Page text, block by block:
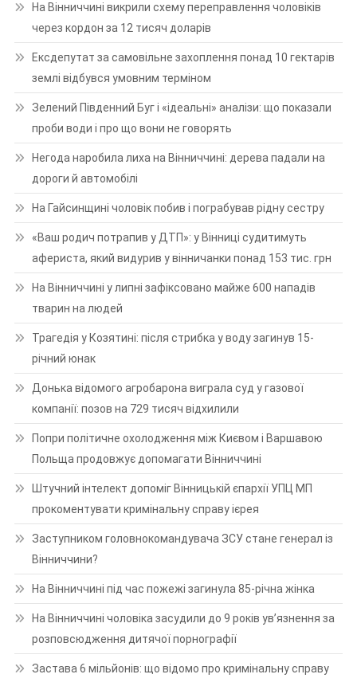
На Вінниччині викрили схему переправлення чоловіків
через кордон за 12 тисяч доларів
Ексдепутат за самовільне захоплення понад 10 гектарів
землі відбувся умовним терміном
Зелений Південний Буг і «ідеальні» аналізи: що показали
проби води і про що вони не говорять
Негода наробила лиха на Вінниччині: дерева падали на
дороги й автомобілі
На Гайсинщині чоловік побив і пограбував рідну сестру
«Ваш родич потрапив у ДТП»: у Вінниці судитимуть
афериста, який видурив у вінничанки понад 153 тис. грн
На Вінниччині у липні зафіксовано майже 600 нападів
тварин на людей
Трагедія у Козятині: після стрибка у воду загинув 15-
річний юнак
Донька відомого агробарона виграла суд у газової
компанії: позов на 729 тисяч відхилили
Попри політичне охолодження між Києвом і Варшавою
Польща продовжує допомагати Вінниччині
Штучний інтелект допоміг Вінницькій єпархії УПЦ МП
прокоментувати кримінальну справу ієрея
Заступником головнокомандувача ЗСУ стане генерал із
Вінниччини?
На Вінниччині під час пожежі загинула 85-річна жінка
На Вінниччині чоловіка засудили до 9 років ув’язнення за
розповсюдження дитячої порнографії
Застава 6 мільйонів: що відомо про кримінальну справу